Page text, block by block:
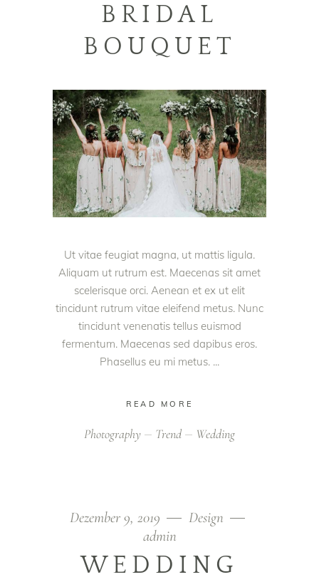
BRIDAL
BOUQUET
Ut vitae feugiat magna, ut mattis ligula.
Aliquam ut rutrum est. Maecenas sit amet
scelerisque orci. Aenean et ex ut elit
tincidunt rutrum vitae eleifend metus. Nunc
tincidunt venenatis tellus euismod
fermentum. Maecenas sed dapibus eros.
Phasellus eu mi metus.
READ MORE
Photography Trend Wedding
Dezember 9, 2019
Design
admin
WEDDING